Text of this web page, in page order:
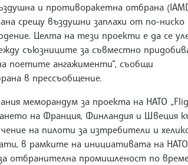
и противоракетна отбрана
срещу въздушни заплахи от по-ниско
Целта на тези проекти е да се
съюзниците за съвместно
поетите ангажименти“, съобщи
в прессъобщение.
меморандум за проекта на НАТО
на Франция, Финландия и Швеция
на пилоти за изтребители и
в рамките на инициативата на
отбранителна промишленост по